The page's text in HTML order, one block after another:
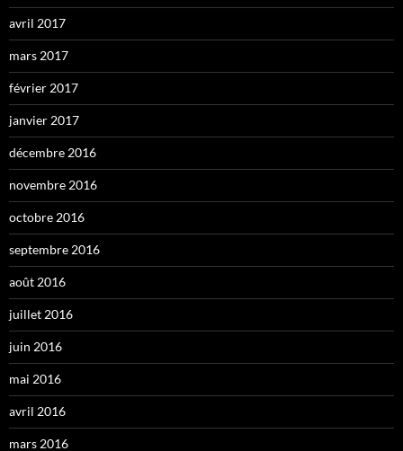
avril 2017
mars 2017
février 2017
janvier 2017
décembre 2016
novembre 2016
octobre 2016
septembre 2016
août 2016
juillet 2016
juin 2016
mai 2016
avril 2016
mars 2016